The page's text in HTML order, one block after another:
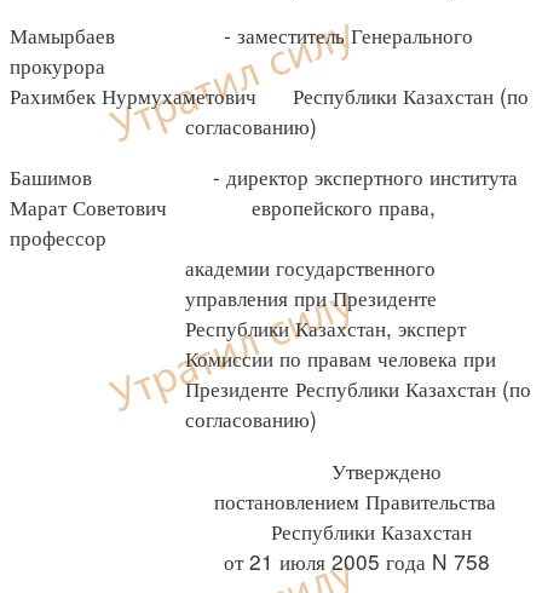
Мамырбаев - заместитель Генерального
прокурора
Рахимбек Нурмухаметович Республики Казахстан (по
согласованию)
Башимов - директор экспертного института
Марат Советович европейского права,
профессор
академии государственного
управления при Президенте
Республики Казахстан, эксперт
Комиссии по правам человека при
Президенте Республики Казахстан (по
согласованию)
Утверждено
постановлением Правительства
Республики Казахстан
от 21 июля 2005 года N 758